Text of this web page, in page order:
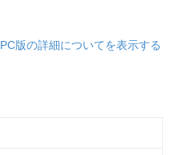
PC版の詳細についてを表示する